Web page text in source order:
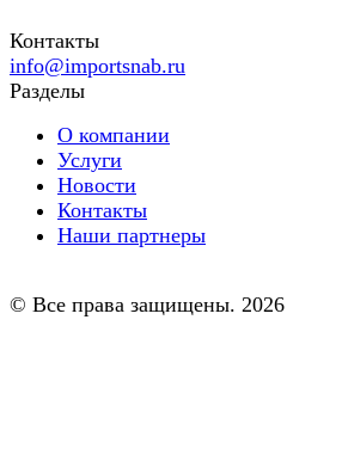
Контакты
info@importsnab.ru
Разделы
О компании
Услуги
Новости
Контакты
Наши партнеры
© Все права защищены. 2026